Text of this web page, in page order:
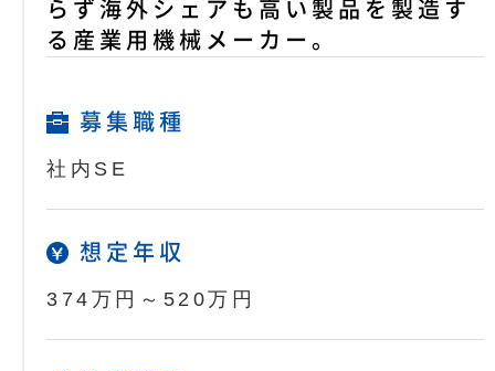
らず海外シェアも高い製品を製造す
る産業用機械メーカー。
募集職種
社内SE
想定年収
374万円～520万円